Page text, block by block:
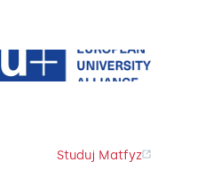
Studuj Matfyz